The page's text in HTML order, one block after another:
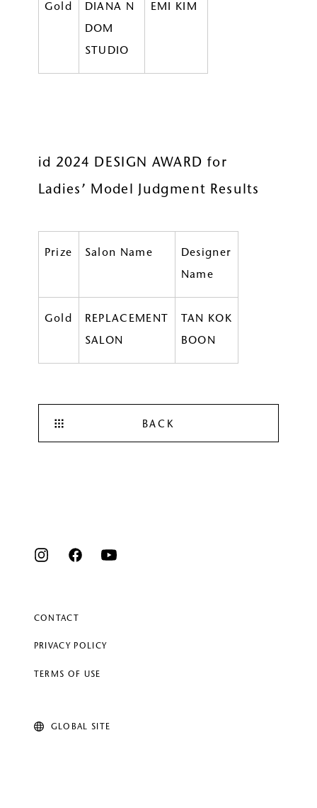
Gold DIANA N
DOM
STUDIO
EMI KIM
id 2024 DESIGN AWARD for
Ladies’ Model Judgment Results
Prize Salon Name Designer
Name
Gold REPLACEMENT
SALON
TAN KOK
BOON
BACK
CONTACT
PRIVACY POLICY
TERMS OF USE
GLOBAL SITE